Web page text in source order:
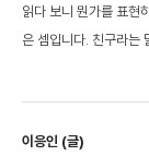
읽다 보니 뭔가를 표현
은 셈입니다. 친구라는
이응인 (글)